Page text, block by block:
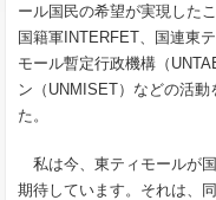
ール国民の希望が実現した
国籍軍 INTERFET、国連東
モール暫定行政機構（
ン（ UNMISET）などの活動
た。
私は今、東ティモールが
期待しています。それは、